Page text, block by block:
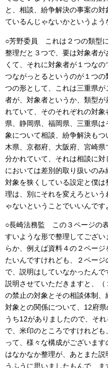
と、相談、紛争解決の事案の
ているんじゃないかというよう
○芳野委員 これは２つの類型
整理だと３つで、要は対象者
くて、それに対象者が１つな
つながっとるというのが１つ
つの形として、これは三重県
者が、対象者というか、類型
れていて、そのそれぞれの対
県、静岡県、福岡県、三重県
象について相談、紛争解決も
木県、京都府、大阪府、宮崎
分かれていて、それは相談に
においては差別的取り扱いの
対象を狭くしている設定と僕
理は、別にそれを変えろとい
ゃないということでいいんです
○長崎法務監 この３ページの
すいような形で整理してござ
らか、例えば資料４の２ペー
たいんですけれども、２ペー
で、説明はしていなかったん
説明させていただきますと、
の禁止の対象とその相談体制
対象との関係について、12府
うち12がありましたので、そ
で、米印のところですけれど
って、様々な構成がございま
はなかなか整理が、あとまた
うふうに思いましたもんで、